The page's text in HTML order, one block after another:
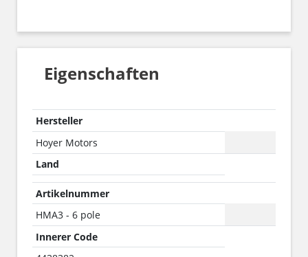
Eigenschaften
Hersteller
Hoyer Motors
Land
Artikelnummer
HMA3 - 6 pole
Innerer Code